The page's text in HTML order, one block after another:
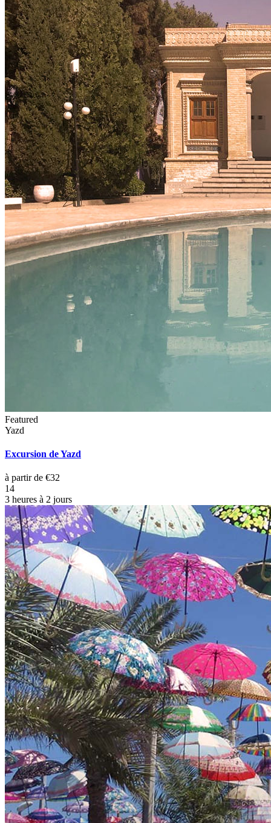
Featured
Yazd
Excursion de Yazd
à partir de €32
14
3 heures à 2 jours